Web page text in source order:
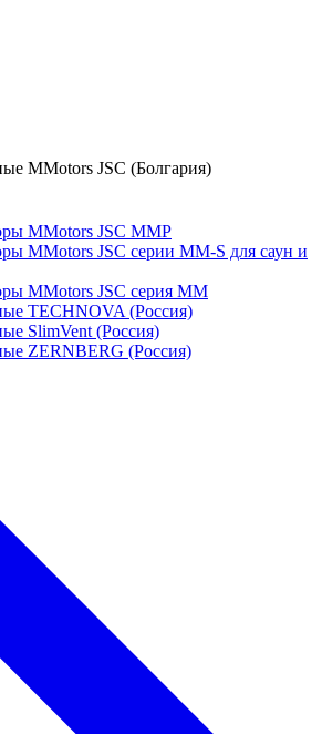
MMotors JSC (Болгария)
MMotors JSC MMP
MMotors JSC серии MM-S для саун и
MMotors JSC серия МM
TECHNOVA (Россия)
SlimVent (Россия)
ZERNBERG (Россия)